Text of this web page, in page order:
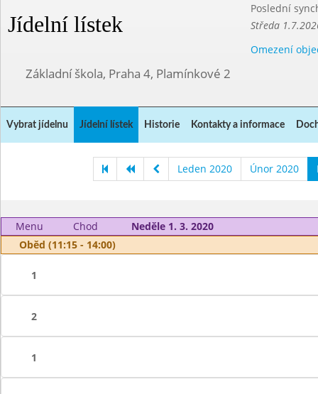
Jídelní lístek
Poslední
Středa
Omezení
Základní škola, Praha 4, Plamínkové 2
Vybrat jídelnu Jídelní lístek Historie Kontakty a informace
Leden 2020 Únor 2020
Menu Chod
Neděle 1. 3. 2020
Oběd (11:15 - 14:00)
1
2
1